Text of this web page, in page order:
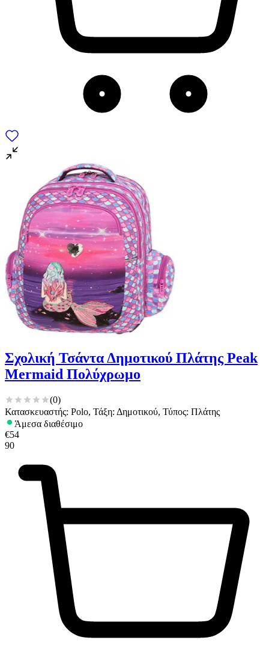
Σχολική Τσάντα Δημοτικού Πλάτης Peak
Mermaid Πολύχρωμο
(0)
Κατασκευαστής: Polo, Τάξη: Δημοτικού, Τύπος: Πλάτης
Άμεσα διαθέσιμο
€54
90